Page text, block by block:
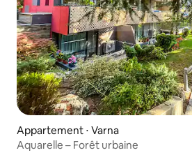
Appartement ⋅ Varna
Aquarelle – Forêt urbaine